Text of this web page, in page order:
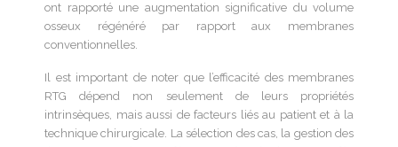
ont rapporté une augmentation significative du volume
osseux régénéré par rapport aux membranes
conventionnelles.
Il est important de noter que l’efficacité des membranes
RTG dépend non seulement de leurs propriétés
intrinsèques, mais aussi de facteurs liés au patient et à la
technique chirurgicale. La sélection des cas, la gestion des